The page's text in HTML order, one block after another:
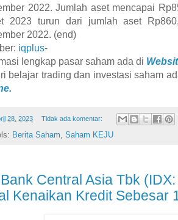
2022. Jumlah aset mencapai
2023 turun dari jumlah aset
2022. (end)
iqplus-
lengkap pasar saham ada di
belajar trading dan investasi saham
28, 2023 Tidak ada komentar:
Berita Saham, Saham KEJU
Bank Central Asia Tbk
Kenaikan Kredit Sebesar